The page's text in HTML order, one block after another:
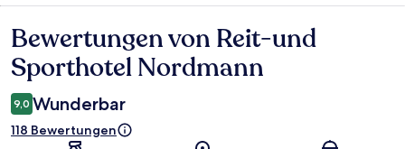
Bewertungen
Bewertungen von Reit-und
Sporthotel Nordmann
9,0 Wunderbar
118 Bewertungen